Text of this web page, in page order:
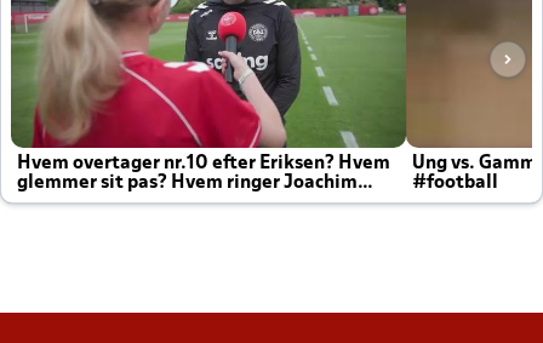
Hvem overtager nr.10 efter Eriksen? Hvem
glemmer sit pas? Hvem ringer Joachim
altid til efter kampe?
Ung vs.
#football